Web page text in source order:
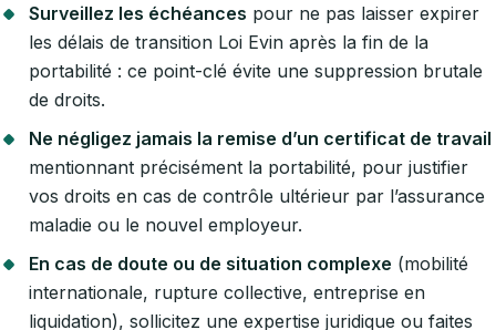
Surveillez les échéances pour ne pas laisser expirer
les délais de transition Loi Evin après la fin de la
portabilité : ce point-clé évite une suppression brutale
de droits.
Ne négligez jamais la remise d’un certificat de travail
mentionnant précisément la portabilité, pour justifier
vos droits en cas de contrôle ultérieur par l’assurance
maladie ou le nouvel employeur.
En cas de doute ou de situation complexe (mobilité
internationale, rupture collective, entreprise en
liquidation), sollicitez une expertise juridique ou faites